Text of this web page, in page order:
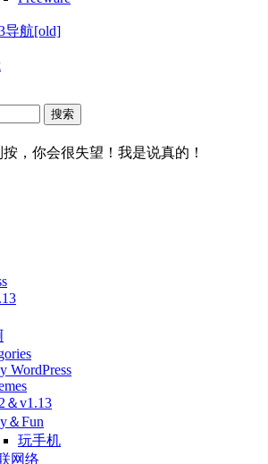
导航[old]
，你会很失望！我是说真的！
WordPress
＆v1.13
＆Fun
玩手机
网络